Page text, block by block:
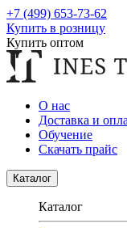
+7 (499) 653-73-62
Купить в розницу
Купить оптом
О нас
Доставка и
Обучение
Скачать прайс
Каталог
Каталог